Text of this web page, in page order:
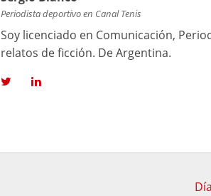
Periodista deportivo en Canal Tenis
Soy licenciado en Comunicación,
relatos de ficción. De Argentina.